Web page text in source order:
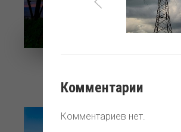
Комментарии
Комментариев нет.